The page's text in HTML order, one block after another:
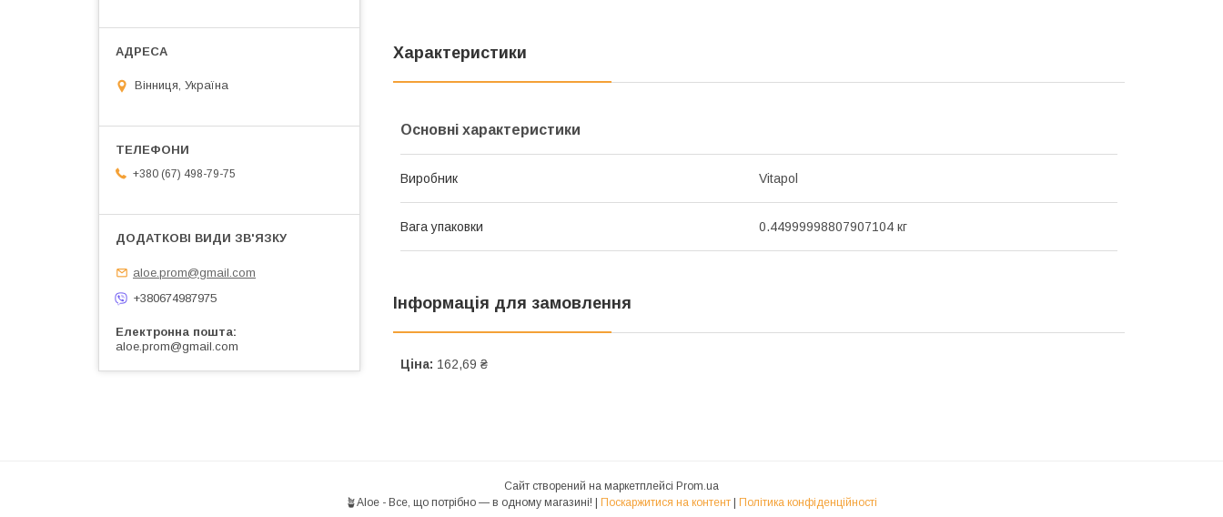
Характеристики
Основні характеристики
Виробник Vitapol
Вага упаковки 0.44999998807907104 кг
Інформація для замовлення
Ціна: 162,69 ₴
Вінниця, Україна
+380 (67) 498-79-75
aloe.prom@gmail.com
+380674987975
Електронна пошта
aloe.prom@gmail.com
Сайт створений на маркетплейсі Prom.ua
🪴Aloe - Все, що потрібно — в одному магазині! | Поскаржитися на контент | Політика конфіденційності